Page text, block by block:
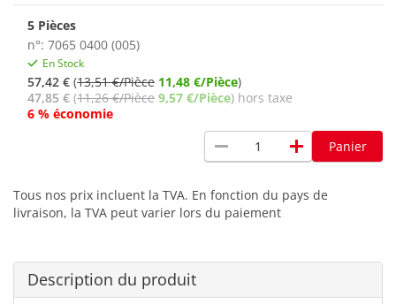
5 Pièces
n°: 7065 0400 (005)
En Stock
57,42 € (13,51 €/Pièce 11,48 €/Pièce)
47,85 € (11,26 €/Pièce 9,57 €/Pièce) hors taxe
6 % économie
remove add Panier
Tous nos prix incluent la TVA. En fonction du pays de
livraison, la TVA peut varier lors du paiement
Description du produit